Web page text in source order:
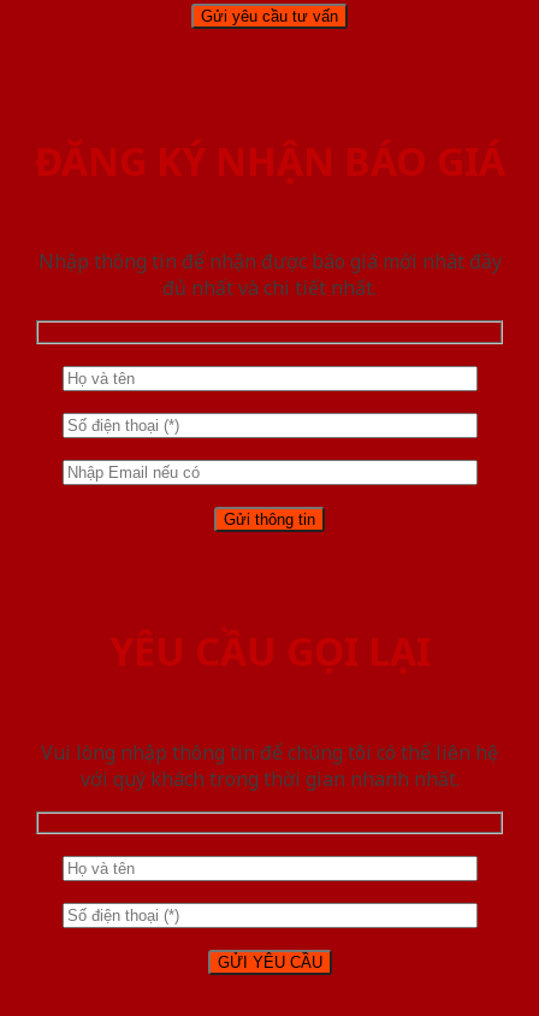
ĐĂNG KÝ NHẬN BÁO GIÁ
Nhập thông tin để nhận được báo giá mới nhât đầy
đủ nhất và chi tiết nhất.
YÊU CẦU GỌI LẠI
Vui lòng nhập thông tin để chúng tôi có thể liên hệ
với quý khách trong thời gian nhanh nhất.